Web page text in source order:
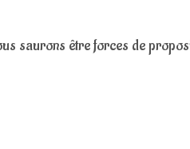
saurons être forces de